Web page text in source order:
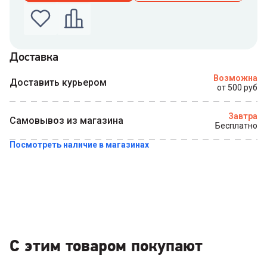
связаться с вами
Доставка
Доставить курьером
Возможна
от 500 руб
Самовывоз из магазина
Завтра
Бесплатно
Посмотреть наличие в магазинах
С этим товаром покупают